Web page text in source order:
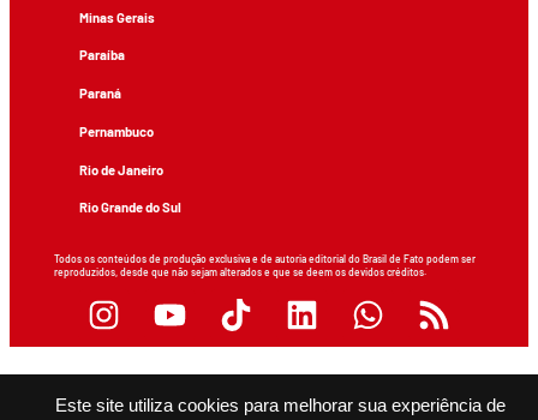
Este site utiliza cookies para melhorar sua experiência de
Minas Gerais
Paraíba
Paraná
Pernambuco
Rio de Janeiro
Rio Grande do Sul
Todos os conteúdos de produção exclusiva e de autoria editorial do Brasil de Fato podem ser
reproduzidos, desde que não sejam alterados e que se deem os devidos créditos.